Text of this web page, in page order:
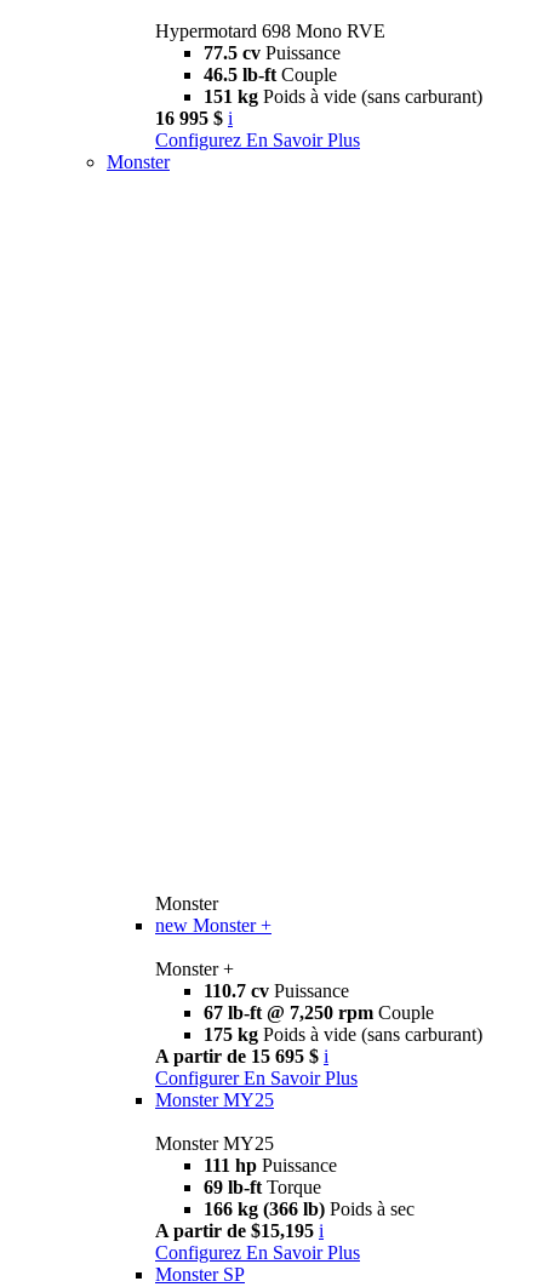
Hypermotard 698 Mono RVE
77.5 cv Puissance
46.5 lb-ft Couple
151 kg Poids à vide (sans carburant)
16 995 $ i
Configurez En Savoir Plus
Monster
Monster
new Monster +
Monster +
110.7 cv Puissance
67 lb-ft @ 7,250 rpm Couple
175 kg Poids à vide (sans carburant)
A partir de 15 695 $ i
Configurer En Savoir Plus
Monster MY25
Monster MY25
111 hp Puissance
69 lb-ft Torque
166 kg (366 lb) Poids à sec
A partir de $15,195 i
Configurez En Savoir Plus
Monster SP